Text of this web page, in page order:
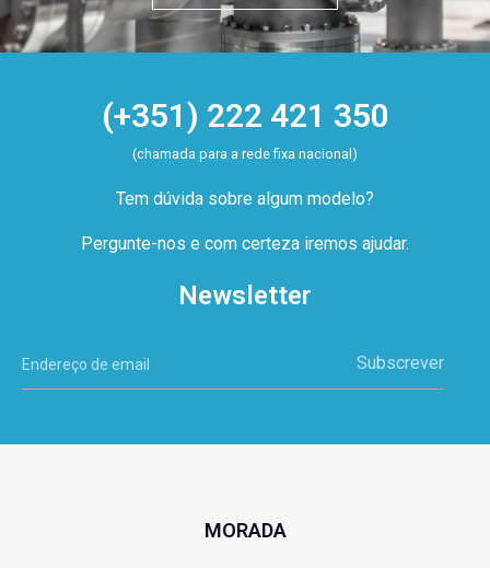
(+351) 222 421 350
(chamada para a rede fixa nacional)
Tem dúvida sobre algum modelo?
Pergunte-nos e com certeza iremos ajudar.
Newsletter
Subscrever
MORADA